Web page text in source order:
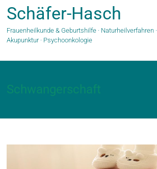
Schäfer-Hasch
Frauenheilkunde & Geburtshilfe · Naturheilverfahren ·
Akupunktur · Psychoonkologie